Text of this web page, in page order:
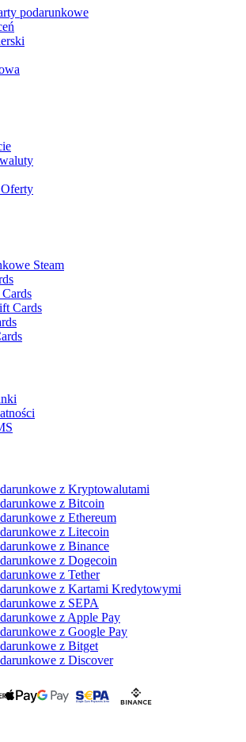
podarunkowe
Steam
Cards
z Kryptowalutami
z Bitcoin
z Ethereum
z Litecoin
z Binance
z Dogecoin
z Tether
z Kartami Kredytowymi
z SEPA
z Apple Pay
z Google Pay
z Bitget
z Discover